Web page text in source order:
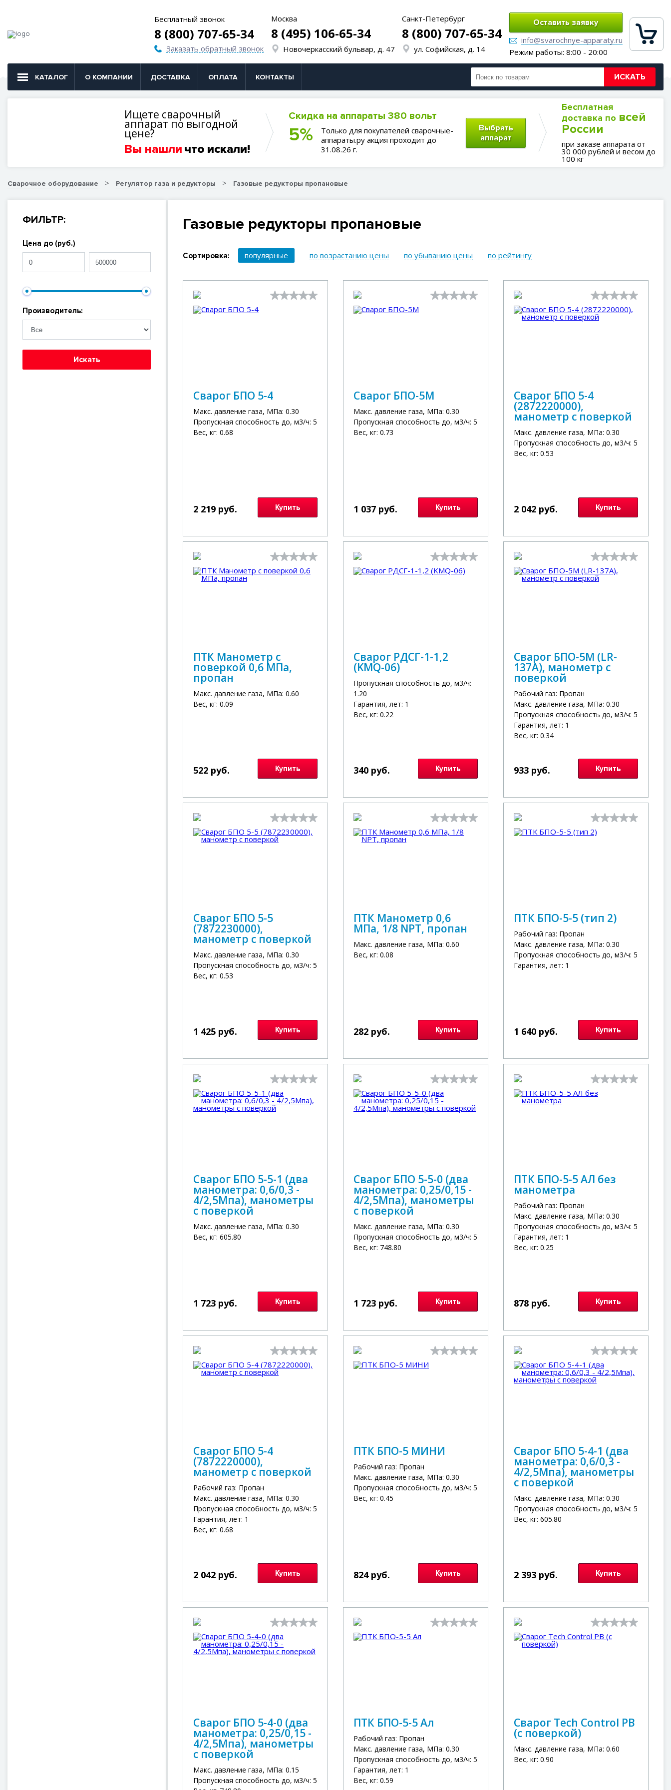
Бесплатный звонок
8 (800) 707-65-34
Заказать обратный звонок
Москва
8 (495) 106-65-34
Новочеркасский бульвар, д. 47
Санкт-Петербург
8 (800) 707-65-34
ул. Софийская, д. 14
Оставить заявку
info@svarochnye-apparaty.ru
Режим работы: 8:00 - 20:00
КАТАЛОГ О КОМПАНИИ ДОСТАВКА ОПЛАТА КОНТАКТЫ ИСКАТЬ
Ищете сварочный
аппарат по выгодной
цене?
Вы нашли что искали!
Скидка на аппараты 380 вольт
5%
Только для покупателей сварочные-
аппараты.ру акция проходит до
31.08.26 г.
Выбрать
аппарат
Бесплатная
доставка по всей
России
при заказе аппарата от
30 000 рублей и весом до
100 кг
Сварочное оборудование Регулятор газа и редукторы Газовые редукторы пропановые
ФИЛЬТР:
Цена до (руб.)
Производитель:
Искать
Газовые редукторы пропановые
Сортировка: популярные по возрастанию цены по убыванию цены по рейтингу
Сварог БПО 5-4
Макс. давление газа, МПа: 0.30
Пропускная способность до, м3/ч: 5
Вес, кг: 0.68
2 219 руб. Купить
Сварог БПО-5М
Макс. давление газа, МПа: 0.30
Пропускная способность до, м3/ч: 5
Вес, кг: 0.73
1 037 руб. Купить
Сварог БПО 5-4
(2872220000),
манометр с поверкой
Макс. давление газа, МПа: 0.30
Пропускная способность до, м3/ч: 5
Вес, кг: 0.53
2 042 руб. Купить
ПТК Манометр с
поверкой 0,6 МПа,
пропан
Макс. давление газа, МПа: 0.60
Вес, кг: 0.09
522 руб. Купить
Сварог РДСГ-1-1,2
(KMQ-06)
Пропускная способность до, м3/ч:
1.20
Гарантия, лет: 1
Вес, кг: 0.22
340 руб. Купить
Сварог БПО-5М (LR-
137A), манометр с
поверкой
Рабочий газ: Пропан
Макс. давление газа, МПа: 0.30
Пропускная способность до, м3/ч: 5
Гарантия, лет: 1
Вес, кг: 0.34
933 руб. Купить
Сварог БПО 5-5
(7872230000),
манометр с поверкой
Макс. давление газа, МПа: 0.30
Пропускная способность до, м3/ч: 5
Вес, кг: 0.53
1 425 руб. Купить
ПТК Манометр 0,6
МПа, 1/8 NPT, пропан
Макс. давление газа, МПа: 0.60
Вес, кг: 0.08
282 руб. Купить
ПТК БПО-5-5 (тип 2)
Рабочий газ: Пропан
Макс. давление газа, МПа: 0.30
Пропускная способность до, м3/ч: 5
Гарантия, лет: 1
1 640 руб. Купить
Сварог БПО 5-5-1 (два
манометра: 0,6/0,3 -
4/2,5Мпа), манометры
с поверкой
Макс. давление газа, МПа: 0.30
Вес, кг: 605.80
1 723 руб. Купить
Сварог БПО 5-5-0 (два
манометра: 0,25/0,15 -
4/2,5Мпа), манометры
с поверкой
Макс. давление газа, МПа: 0.30
Пропускная способность до, м3/ч: 5
Вес, кг: 748.80
1 723 руб. Купить
ПТК БПО-5-5 АЛ без
манометра
Рабочий газ: Пропан
Макс. давление газа, МПа: 0.30
Пропускная способность до, м3/ч: 5
Гарантия, лет: 1
Вес, кг: 0.25
878 руб. Купить
Сварог БПО 5-4
(7872220000),
манометр с поверкой
Рабочий газ: Пропан
Макс. давление газа, МПа: 0.30
Пропускная способность до, м3/ч: 5
Гарантия, лет: 1
Вес, кг: 0.68
2 042 руб. Купить
ПТК БПО-5 МИНИ
Рабочий газ: Пропан
Макс. давление газа, МПа: 0.30
Пропускная способность до, м3/ч: 5
Вес, кг: 0.45
824 руб. Купить
Сварог БПО 5-4-1 (два
манометра: 0,6/0,3 -
4/2,5Мпа), манометры
с поверкой
Макс. давление газа, МПа: 0.30
Пропускная способность до, м3/ч: 5
Вес, кг: 605.80
2 393 руб. Купить
Сварог БПО 5-4-0 (два
манометра: 0,25/0,15 -
4/2,5Мпа), манометры
с поверкой
Макс. давление газа, МПа: 0.15
Пропускная способность до, м3/ч: 5
ПТК БПО-5-5 Ал
Рабочий газ: Пропан
Макс. давление газа, МПа: 0.30
Пропускная способность до, м3/ч: 5
Гарантия, лет: 1
Вес, кг: 0.59
Сварог Tech Control PB
(с поверкой)
Макс. давление газа, МПа: 0.60
Вес, кг: 0.90